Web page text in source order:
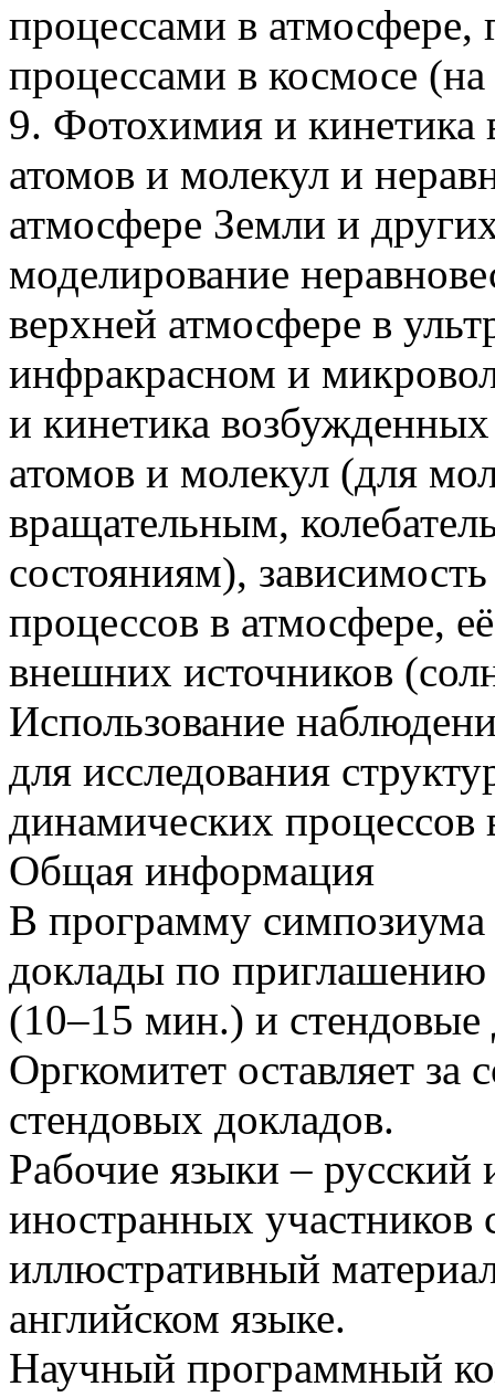
процессами в атмосфере,
процессами в космосе
9. Фотохимия и кинетика
атомов и молекул и
атмосфере Земли и
моделирование
верхней атмосфере в
инфракрасном и
и кинетика
атомов и молекул (для
вращательным,
состояниям),
процессов в атмосфере,
внешних источников
Использование
для исследования
динамических процессов
Общая информация
В программу
доклады по
(10–15 мин.) и
Оргкомитет оставляет за
стендовых докладов.
Рабочие языки – русский
иностранных
иллюстративный
английском языке.
Научный программный